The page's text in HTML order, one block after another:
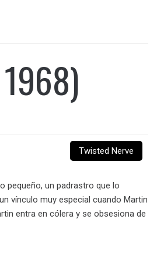
1968)
Twisted Nerve
pequeño, un padrastro que lo
vínculo muy especial cuando Martin
entra en cólera y se obsesiona de